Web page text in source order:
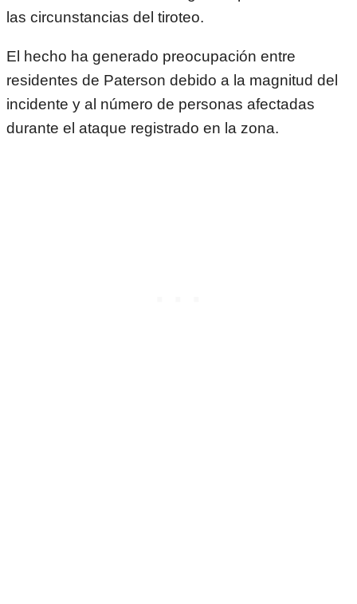
las circunstancias del tiroteo.
El hecho ha generado preocupación entre
residentes de Paterson debido a la magnitud del
incidente y al número de personas afectadas
durante el ataque registrado en la zona.